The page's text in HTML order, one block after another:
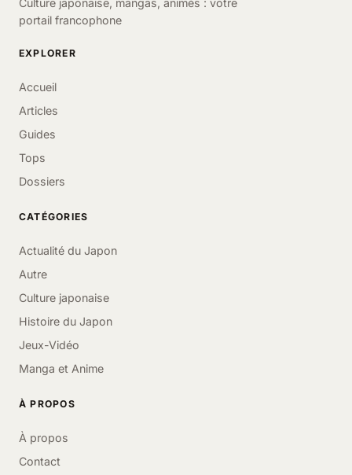
Culture japonaise, mangas, animés : votre
portail francophone
EXPLORER
Accueil
Articles
Guides
Tops
Dossiers
CATÉGORIES
Actualité du Japon
Autre
Culture japonaise
Histoire du Japon
Jeux-Vidéo
Manga et Anime
À PROPOS
À propos
Contact